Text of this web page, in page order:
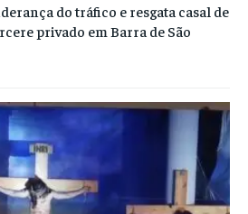
do tráfico e resgata casal de
privado em Barra de São